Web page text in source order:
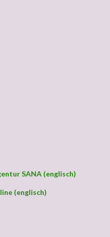
SANA (englisch)
(englisch)